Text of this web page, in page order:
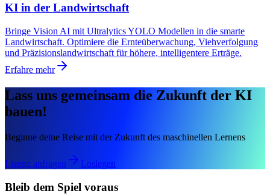
KI in der Landwirtschaft
Bringe Vision AI mit Ultralytics YOLO Modellen in die smarte
Landwirtschaft. Optimiere die Ernteüberwachung, Viehverfolgung
und Präzisionslandwirtschaft für höhere, intelligentere Erträge.
Erfahre mehr
Lass uns gemeinsam die Zukunft der KI
bauen!
Beginne deine Reise mit der Zukunft des maschinellen Lernens
Lizenz anfragen Loslegen
Bleib dem Spiel voraus